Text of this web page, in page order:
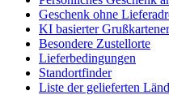
Geschenk ohne
KI basierter
Besondere Zustellorte
Lieferbedingungen
Standortfinder
Liste der gelieferten